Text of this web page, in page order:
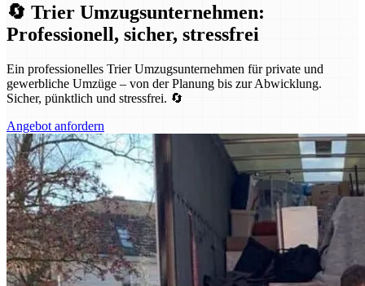
🔄 Trier Umzugsunternehmen:
Professionell, sicher, stressfrei
Ein professionelles Trier Umzugsunternehmen für private und
gewerbliche Umzüge – von der Planung bis zur Abwicklung.
Sicher, pünktlich und stressfrei. 🔄
Angebot anfordern